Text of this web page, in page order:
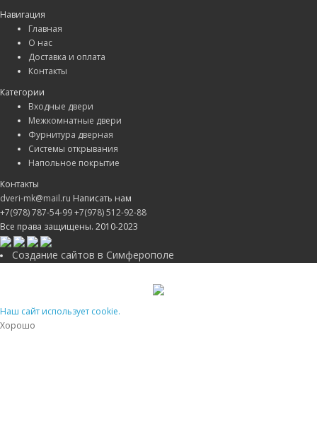
Навигация
Главная
О нас
Доставка и оплата
Контакты
Категории
Входные двери
Межкомнатные двери
Фурнитура дверная
Системы открывания
Напольное покрытие
Контакты
dveri-mk@mail.ru Написать нам
+7(978) 787-54-99+7(978) 512-92-88
Все права защищены. 2010-2023
Создание сайтов в Симферополе
Наш сайт использует cookie.
Хорошо